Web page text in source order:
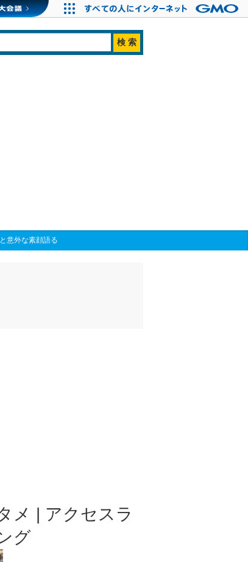
意外な素顔語る
メ | アクセスラ
グ